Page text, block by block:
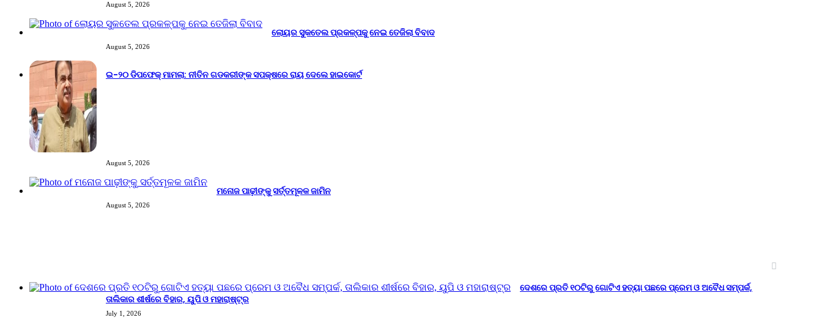
August 5, 2026
ଲୋୟର ସୁକତେଲ ପ୍ରକଳ୍ପକୁ ନେଇ ତେଜିଲା ବିବାଦ
August 5, 2026
ଇ-୨୦ ଡିପଫେକ୍ ମାମଲା: ନୀତିନ ଗଡକରୀଙ୍କ ସପକ୍ଷରେ ରାୟ ଦେଲେ ହାଇକୋର୍ଟ
August 5, 2026
ମନୋଜ ପାଢ଼ୀଙ୍କୁ ସର୍ତ୍ତମୂଳକ ଜାମିନ
August 5, 2026
ଦେଶରେ ପ୍ରତି ୧୦ଟିରୁ ଗୋଟିଏ ହତ୍ୟା ପଛରେ ପ୍ରେମ ଓ ଅବୈଧ ସମ୍ପର୍କ,
ତାଲିକାର ଶୀର୍ଷରେ ବିହାର, ୟୁପି ଓ ମହାରାଷ୍ଟ୍ର
July 1, 2026